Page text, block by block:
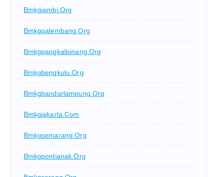
Bmkgjambi.org
Bmkgpalembang.org
Bmkgpangkalpinang.org
Bmkgbengkulu.org
Bmkgbandarlampung.org
Bmkgjakarta.com
Bmkgsemarang.org
Bmkgpontianak.org